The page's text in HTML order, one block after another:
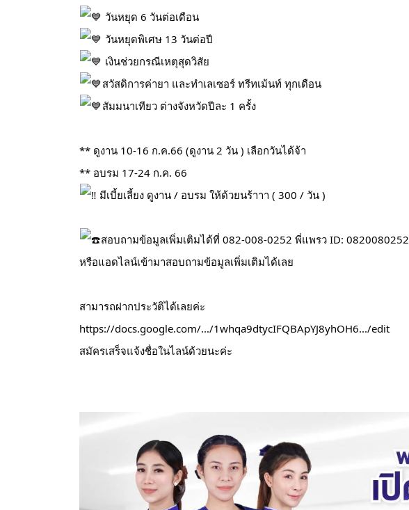
วันหยุด 6 วันต่อเดือน
วันหยุดพิเศษ 13 วันต่อปี
เงินช่วยกรณีเหตุสุดวิสัย
สวัสดิการค่ายา และทำเลเซอร์ ทรีทเม้นท์ ทุกเดือน
สัมมนาเทียว ต่างจังหวัดปีละ 1 ครั้ง
** ดูงาน 10-16 ก.ค.66 (ดูงาน 2 วัน ) เลือกวันได้จ้า
** อบรม 17-24 ก.ค. 66
มีเบี้ยเลี้ยง ดูงาน / อบรม ให้ด้วยนร้าาา ( 300 / วัน )
สอบถามข้อมูลเพิ่มเติมได้ที่ 082-008-0252 พี่แพรว ID: 0820080252
หรือแอดไลน์เข้ามาสอบถามข้อมูลเพิ่มเติมได้เลย
สามารถฝากประวัติได้เลยค่ะ
https://docs.google.com/.../1whqa9dtycIFQBApYJ8yhOH6.../edit
สมัครเสร็จแจ้งชื่อในไลน์ด้วยนะค่ะ